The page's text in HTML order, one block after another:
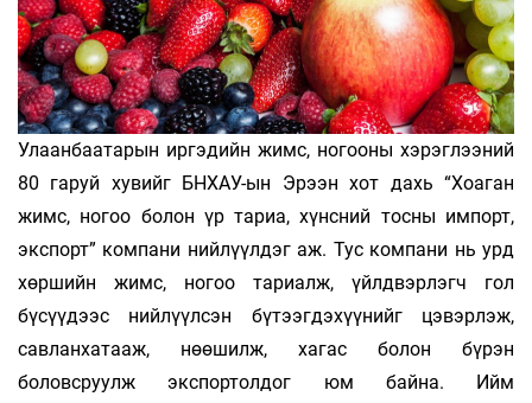
Улаанбаатарын иргэдийн жимс, ногооны хэрэглээний
80 гаруй хувийг БНХАУ-ын Эрээн хот дахь “Хоаган
жимс, ногоо болон үр тариа, хүнсний тосны импорт,
экспорт” компани нийлүүлдэг аж. Тус компани нь урд
хөршийн жимс, ногоо тариалж, үйлдвэрлэгч гол
бүсүүдээс нийлүүлсэн бүтээгдэхүүнийг цэвэрлэж,
савланхатааж, нөөшилж, хагас болон бүрэн
боловсруулж экспортолдог юм байна. Ийм